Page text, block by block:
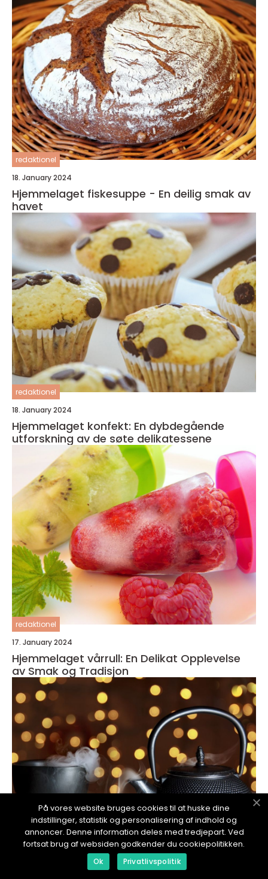
redaktionel
18. January 2024
Hjemmelaget fiskesuppe - En deilig smak av
havet
redaktionel
18. January 2024
Hjemmelaget konfekt: En dybdegående
utforskning av de søte delikatessene
redaktionel
17. January 2024
Hjemmelaget vårrull: En Delikat Opplevelse
av Smak og Tradisjon
På vores website bruges cookies til at huske dine
indstillinger, statistik og personalisering af indhold og
annoncer. Denne information deles med tredjepart. Ved
fortsat brug af websiden godkender du cookiepolitikken.
Ok Privatlivspolitik